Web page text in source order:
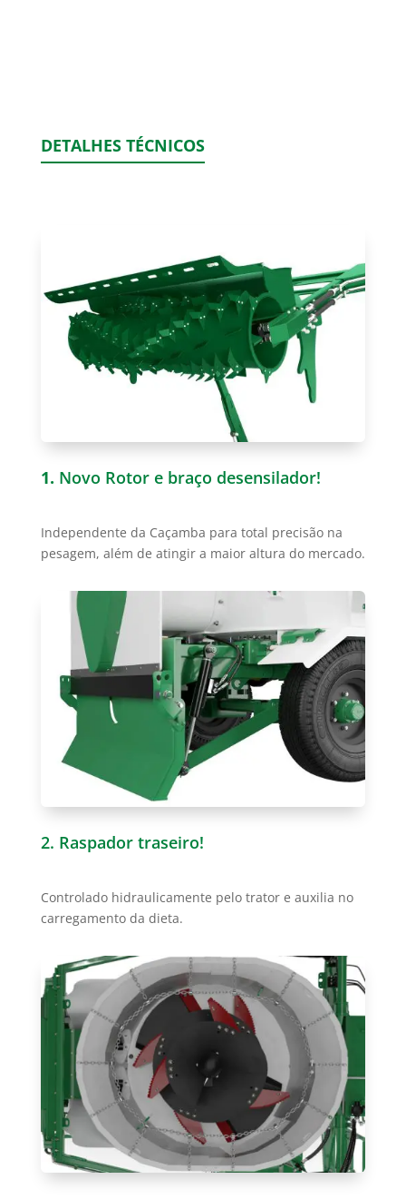
DETALHES TÉCNICOS
1. Novo Rotor e braço desensilador!
Independente da Caçamba para total precisão na
pesagem, além de atingir a maior altura do mercado.
2. Raspador traseiro!
Controlado hidraulicamente pelo trator e auxilia no
carregamento da dieta.